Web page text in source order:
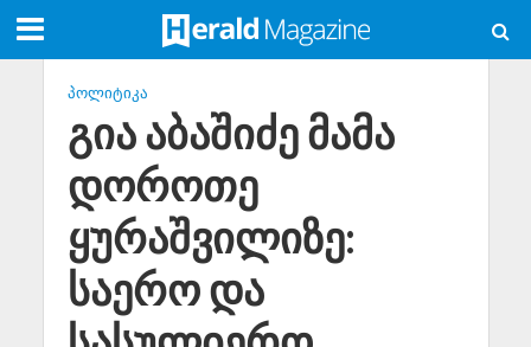
ᲞᲝᲚᲘᲢᲘᲙᲐ
გია აბაშიძე მამა
დოროთე
ყურაშვილიზე:
საერო და